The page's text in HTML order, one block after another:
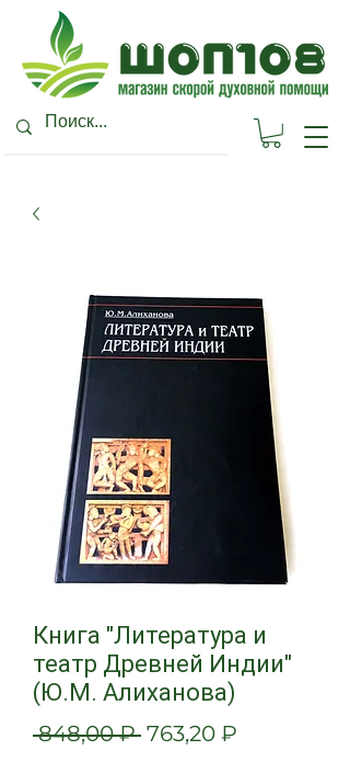
Книга "Литература и
театр Древней Индии"
(Ю.М. Алиханова)
848,00 ₽ Обычная
763,20 ₽